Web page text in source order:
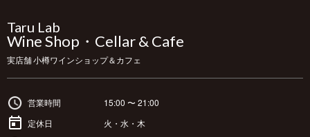
Taru Lab
Wine Shop・Cellar & Cafe
実店舗 小樽ワインショップ＆カフェ
営業時間
15:00 〜 21:00
定休日
火・水・木